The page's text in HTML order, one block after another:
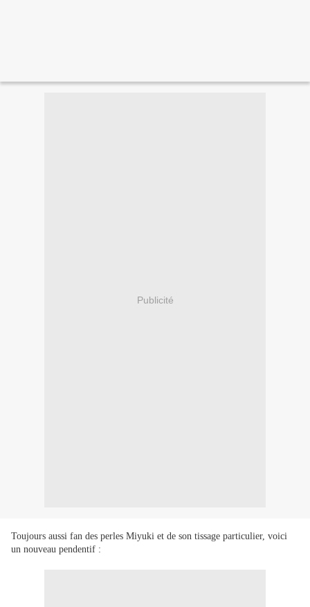
Publicité
Toujours aussi fan des perles Miyuki et de son tissage particulier, voici
un nouveau pendentif :